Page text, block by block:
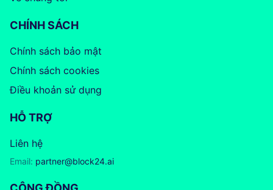
CHÍNH SÁCH
Chính sách bảo mật
Chính sách cookies
Điều khoản sử dụng
HỖ TRỢ
Liên hệ
Email: partner@block24.ai